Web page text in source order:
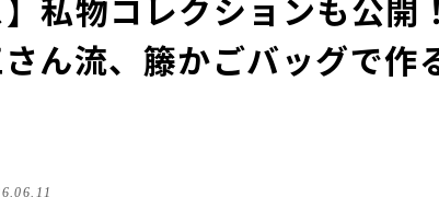
】私物コレクションも公開
ん流、籐かごバッグで作